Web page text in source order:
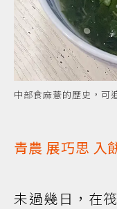
中部食麻薏的歷史，可
青農 展巧思 入
未過幾日，在